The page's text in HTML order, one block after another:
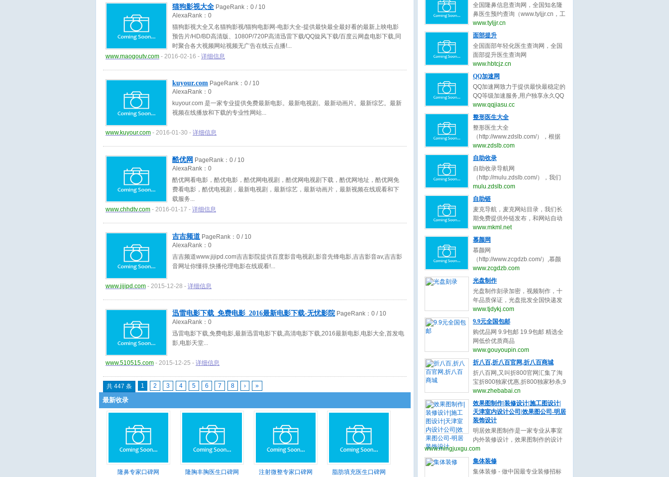
猫狗影视大全 PageRank： 0 / 10
AlexaRank： 0
猫狗影视大全又名猫狗影视/猫狗电影网-电影大全-提供最快最全最好看的最新上映电影
预告片/HD/BD高清版、1080P/720P高清迅雷下载/QQ旋风下载/百度云网盘电影下载,同
时聚合各大视频网站视频无广告在线云点播!
www.maogoutv.com - 2016-02-16 - 详细信息
kuyour.com PageRank： 0 / 10
AlexaRank： 0
kuyour.com 是一家专业提供免费最新电影。最新电视剧。最新动画片。最新综艺。最新
视频在线播放和下载的专业性网站
www.kuyour.com - 2016-01-30 - 详细信息
酷优网 PageRank： 0 / 10
AlexaRank： 0
酷优网看电影，酷优电影，酷优网电视剧，酷优网电视剧下载，酷优网地址，酷优网免
费看电影，酷优电视剧，最新电视剧，最新综艺，最新动画片，最新视频在线观看和下
载服务
www.chhdtv.com - 2016-01-17 - 详细信息
吉吉频道 PageRank： 0 / 10
AlexaRank： 0
吉吉频道www.jijipd.com吉吉影院提供百度影音电视剧,影音先锋电影,吉吉影音av,吉吉影
音网址你懂得,快播伦理电影在线观看!
www.jijipd.com - 2015-12-28 - 详细信息
迅雷电影下载_免费电影_2016最新电影下载-无忧影院PageRank： 0 / 10
AlexaRank： 0
迅雷电影下载,免费电影,最新迅雷电影下载,高清电影下载,2016最新电影,电影大全,首发电
影,电影天堂
www.510515.com - 2015-12-25 - 详细信息
共 447 条 1 2 3 4 5 6 7 8 › »
最新收录
隆鼻专家口碑网 隆胸丰胸医生口碑网 注射微整专家口碑网 脂肪填充医生口碑网
升整形医生、西安面部提升整形、
郑州面部提升整形。面部提升整形
医生大全，秉承为客户服务公平公
正原则，为整形客户求美决策推荐
最好的面部提升整形医生。
匠精神 - 工匠品质” 为核心理念，不
到4年时间， 为国内万余客户提升
品牌价值， 创造销售奇迹， 2021
年销售业绩达成冲刺目标7.5亿。
公司自创立至今， 一直扎根于家居
建材细分领域， 以执行为王、落地
为王、 结果为王的宗旨， 精耕细作
精益求精。
全国隆鼻信息查询网，全国知名隆
鼻医生预约查询（www.tyljjr.cn，工
信部备案号：晋ICP备13005452
号）。全国隆鼻信息查询网系统提
鼻多少钱,玻尿酸隆鼻,耳软骨隆鼻,
假体隆鼻,硅胶隆鼻,隆鼻哪种好,隆
鼻价格,隆鼻、隆鼻修复医生等知名
口碑专家预约查询。了解隆鼻,线雕
隆鼻,隆鼻手术,隆鼻多少钱,玻尿酸
隆鼻,耳软骨隆鼻,假体隆鼻,硅胶隆
鼻,隆鼻哪种好,隆鼻价格,隆鼻、隆
鼻修复、隆鼻整形医生预约就上隆
鼻信息查询网。
www.tyljjr.cn
面部提升
全国面部年轻化医生查询网，全国
面部提升医生查询网
（www.hbtcjz.cn，工信部备案号：
鄂ICP备2020017337号），面部年
医生查询系统提供全国面部提升,面
部拉皮,面部除皱,面部线雕,面部年
轻化,面部整形医生等知名口碑专家
预约查询。了解面部提升,面部拉皮,
面部除皱,面部线雕,面部年轻化，面
部整形医生预约就上面部医生查询
网。
www.hbtcjz.cn
QQ加速网
QQ加速网致力于提供最快最稳定的
QQ等级加速服务,用户独享永久QQ
等级代练，拥有最全面的QQ代挂、
等级计算、代理开通、代挂网搭
让海量用户快速提升QQ等级!
www.qqjiasu.cc
整形医生大全
整形医生大全
（http://www.zdslb.com/），根据
用户口碑收录全中国最好的整形医
生，包括不限于整形外科医生、微
形医生、吸脂整形医生、修复整形
医生、北京整形医生、上海整形医
生、广州整形医生、成都整形医
生、武汉整形医生。整形医生大
全，秉承为客户服务公平公正原
则，为整形客户求美决策推荐最好
的整形医生。
www.zdslb.com
自助收录
自助收录导航网
（http://mulu.zdslb.com/），我们
长期免费提供外链发布，和网站自
动秒收录服务，根据网站点击来路
交换友情链接，快速增加网站的外
链与收录,您可以自助申请加入我们
获取免费的优质外链，获取高质量
的自然流量，还等什么赶快加入自
动秒收录吧！
mulu.zdslb.com
自助链
麦克导航，麦克网站目录，我们长
期免费提供外链发布，和网站自动
秒收录服务，根据网站点击来路自
动排名第一位，欢迎和本站自助交
与收录,您可以自助申请加入我们获
取免费的优质外链，获取高质量的
自然流量，还等什么赶快加入自动
秒收录吧！
www.mkml.net
慕颜网
慕颜网
（http://www.zcgdzb.com/）,慕颜
整形网提供整形最新最全资讯。双
眼皮谁最好？中国十大隆鼻专家都
害？隆鼻修复谁厉害？隆鼻医生谁
最好？脂肪填充找哪个专家呢？不
懂的整形问题和医生了解。上慕颜
整形预约网。
www.zcgdzb.com
光盘制作
光盘制作刻录加密，视频制作，十
年品质保证，光盘批发全国快递发
货，光盘厂直接供货，质优价廉，
交货期快,24小时热
www.tjdykj.com
9.9元全国包邮
购优品网 9.9包邮 19.9包邮 精选全
网低价优质商品
（www.gouyoupin.com）
www.gouyoupin.com
折八百,折八百官网,折八百商城
折八百网,又叫折800官网汇集了淘
宝折800独家优惠,折800独家秒杀,9
块9元包邮,折800报名信息大全，是
网购用户的首选省钱导购资讯网站!
（www.zhebabai.cn）
www.zhebabai.cn
效果图制作|装修设计|施工图设计|
天津室内设计公司|效果图公司-明居
装饰设计
明居效果图制作是一家专业从事室
内外装修设计，效果图制作的设计
团队，专业的细分，专业的服务，
为您提供24小时咨询服务。
www.mingjuxgu.com
集体装修
集体装修 - 做中国最专业装修招标